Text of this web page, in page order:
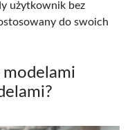
użytkownik bez
do swoich
modelami